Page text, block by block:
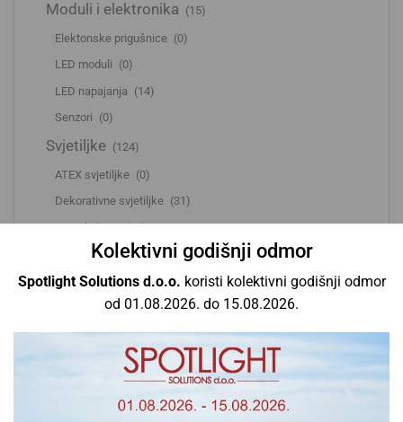
Kolektivni godišnji odmor
Spotlight Solutions d.o.o. koristi kolektivni godišnji odmor
od 01.08.2026. do 15.08.2026.
Moduli i elektronika (15)
Elektonske prigušnice (0)
LED moduli (0)
LED napajanja (14)
Senzori (0)
Svjetiljke (124)
ATEX svjetiljke (0)
Dekorativne svjetiljke (31)
Downlighteri (17)
HighBay svjetiljke (0)
LED paneli (22)
LED profili (0)
LED reflektori (5)
LED trake
Oprema i dodaci (9)